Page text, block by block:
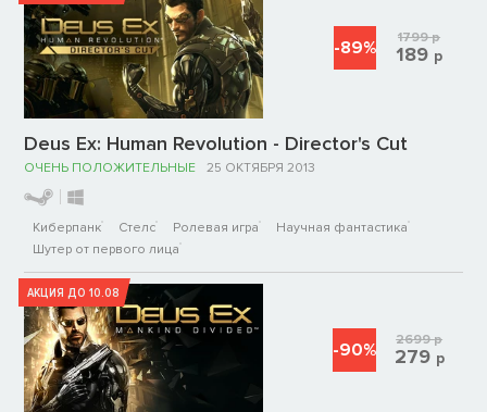
Deus Ex: Human Revolution - Director's Cut
ОЧЕНЬ ПОЛОЖИТЕЛЬНЫЕ 25 ОКТЯБРЯ 2013
Киберпанк Стелс Ролевая игра
Научная фантастика
Шутер от первого лица
-89% 1799р
189 р
АКЦИЯ ДО 10.08
-90% 2699р
279 р